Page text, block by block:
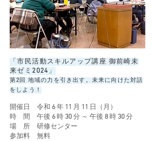
「市民活動スキルアップ講座 御前崎未
来ゼミ 2024」
第 2 回 地域の力を引き出す。未来に向けた対話
をしよう！
開催日 令和 6年 11 月 11 日（月）
時 間
午後 6時 30分 ～ 午後 8時 30分
場 所
研修センター
参加料
無料